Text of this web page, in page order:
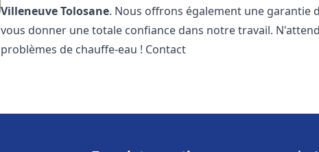
Villeneuve Tolosane. Nous offrons également une garantie
vous donner une totale confiance dans notre travail.
problèmes de chauffe-eau ! Contact